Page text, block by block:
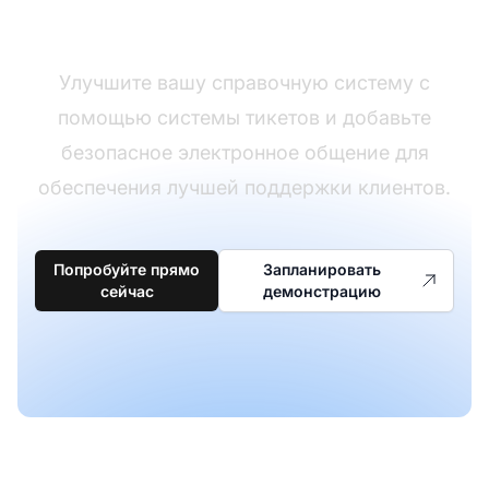
Улучшите вашу справочную систему с
помощью системы тикетов и добавьте
безопасное электронное общение для
обеспечения лучшей поддержки клиентов.
Попробуйте прямо
сейчас
Запланировать
демонстрацию